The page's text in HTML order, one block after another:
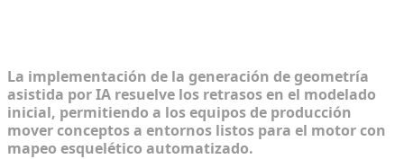
La implementación de la generación de geometría
asistida por IA resuelve los retrasos en el modelado
inicial, permitiendo a los equipos de producción
mover conceptos a entornos listos para el motor con
mapeo esquelético automatizado.